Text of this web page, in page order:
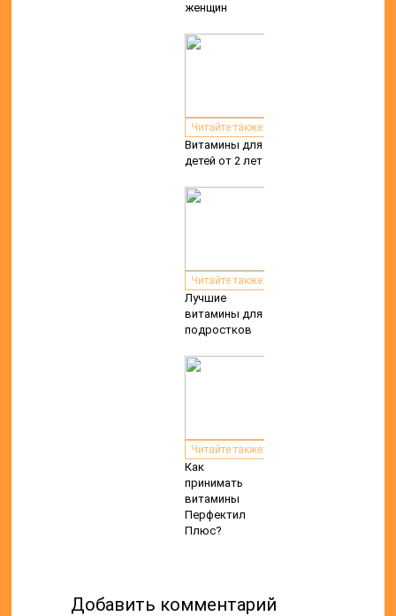
женщин
Читайте также:
Витамины для
детей от 2 лет
Читайте также:
Лучшие
витамины для
подростков
Читайте также:
Как
принимать
витамины
Перфектил
Плюс?
Добавить комментарий